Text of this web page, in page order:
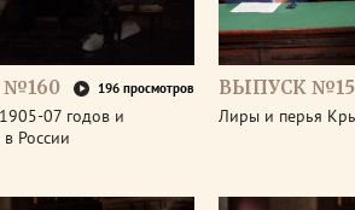
196 просмотров
07 годов и
России
ВЫПУСК
Лиры и перья